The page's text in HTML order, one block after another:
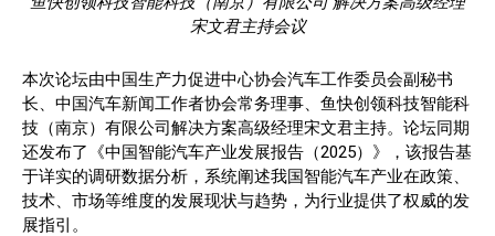
宋文君主持会议
本次论坛由中国生产力促进中心协会汽车工作委员会副秘书
长、中国汽车新闻工作者协会常务理事、鱼快创领科技智能科
技（南京）有限公司解决方案高级经理宋文君主持。论坛同期
还发布了《中国智能汽车产业发展报告（2025）》，该报告基
于详实的调研数据分析，系统阐述我国智能汽车产业在政策、
技术、市场等维度的发展现状与趋势，为行业提供了权威的发
展指引。